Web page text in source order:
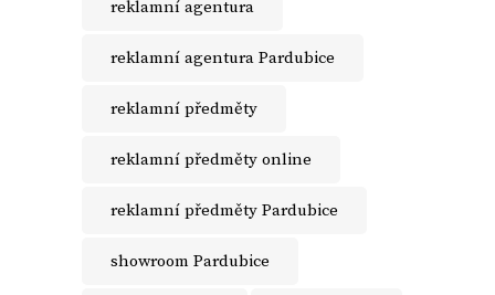
reklamní agentura
reklamní agentura Pardubice
reklamní předměty
reklamní předměty online
reklamní předměty Pardubice
showroom Pardubice